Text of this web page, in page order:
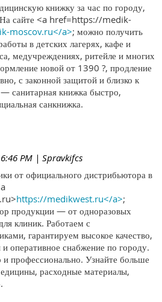
книжку за час по городу,
На сайте <a href=https://medik-
moscov.ru</a>; можно получить
в детских лагерях, кафе и
медучреждениях, ритейле и многих
новой от 1390 ?, продление
с законной защитой и близко к
санитарная книжка быстро,
санкнижка.
PM | Spravkifcs
от официального дистрибьютора в
https://medikwest.ru</a>;
продукции — от одноразовых
клиник. Работаем с
гарантируем высокое качество,
оперативное снабжение по городу.
профессионально. Узнайте больше
расходные материалы,